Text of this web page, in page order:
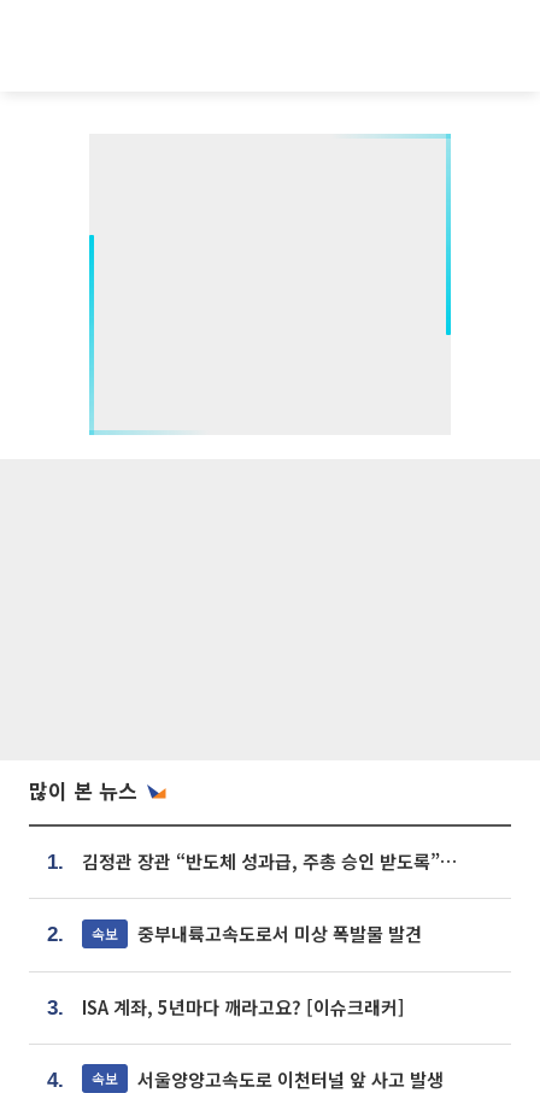
많이 본 뉴스
1. 김정관 장관 “반도체 성과급, 주총 승인 받도록”…상법·자본시장법 개정 시사
2. 속보 중부내륙고속도로서 미상 폭발물 발견
3. ISA 계좌, 5년마다 깨라고요? [이슈크래커]
4. 속보 서울양양고속도로 이천터널 앞 사고 발생